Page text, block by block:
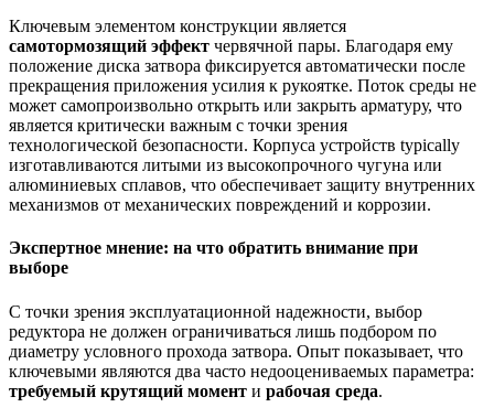
Ключевым элементом конструкции является
самотормозящий эффект червячной пары. Благодаря ему
положение диска затвора фиксируется автоматически после
прекращения приложения усилия к рукоятке. Поток среды не
может самопроизвольно открыть или закрыть арматуру, что
является критически важным с точки зрения
технологической безопасности. Корпуса устройств typically
изготавливаются литыми из высокопрочного чугуна или
алюминиевых сплавов, что обеспечивает защиту внутренних
механизмов от механических повреждений и коррозии.
Экспертное мнение: на что обратить внимание при
выборе
С точки зрения эксплуатационной надежности, выбор
редуктора не должен ограничиваться лишь подбором по
диаметру условного прохода затвора. Опыт показывает, что
ключевыми являются два часто недооцениваемых параметра:
требуемый крутящий момент и рабочая среда.